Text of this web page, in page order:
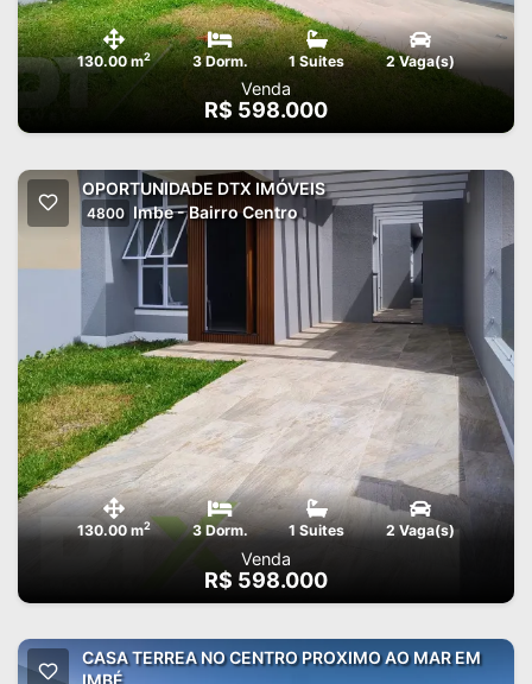
130.00 m2 3 Dorm. 1 Suites 2 Vaga(s)
Venda
R$ 598.000
OPORTUNIDADE DTX IMÓVEIS
4800 Imbe - Bairro Centro
130.00 m2 3 Dorm. 1 Suites 2 Vaga(s)
Venda
R$ 598.000
CASA TERREA NO CENTRO PROXIMO AO MAR EM
IMBÉ